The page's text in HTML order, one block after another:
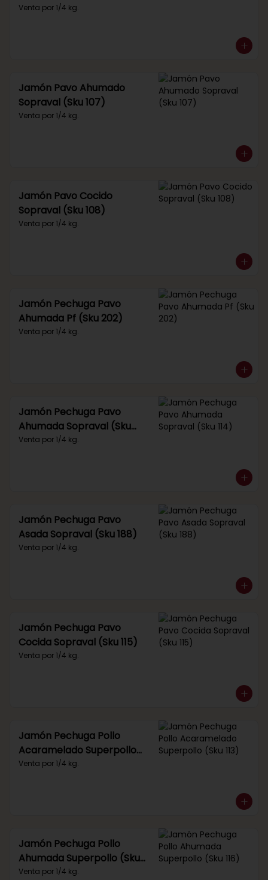
Venta por 1/4 kg.
Jamón Pavo Ahumado
Sopraval (Sku 107)
Venta por 1/4 kg.
Jamón Pavo Cocido
Sopraval (Sku 108)
Venta por 1/4 kg.
Jamón Pechuga Pavo
Ahumada Pf (Sku 202)
Venta por 1/4 kg.
Jamón Pechuga Pavo
Ahumada Sopraval (Sku
114)
Venta por 1/4 kg.
Jamón Pechuga Pavo
Asada Sopraval (Sku 188)
Venta por 1/4 kg.
Jamón Pechuga Pavo
Cocida Sopraval (Sku 115)
Venta por 1/4 kg.
Jamón Pechuga Pollo
Acaramelado Superpollo
(Sku 113)
Venta por 1/4 kg.
Jamón Pechuga Pollo
Ahumada Superpollo (Sku
116)
Venta por 1/4 kg.